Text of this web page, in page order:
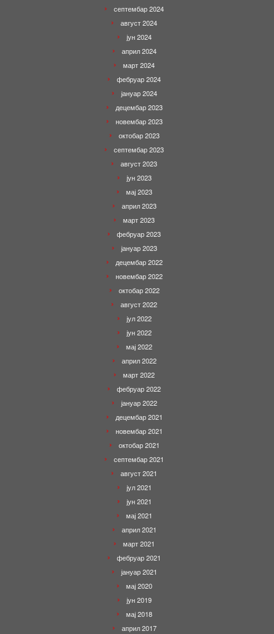
септембар 2024
август 2024
јун 2024
април 2024
март 2024
фебруар 2024
јануар 2024
децембар 2023
новембар 2023
октобар 2023
септембар 2023
август 2023
јун 2023
мај 2023
април 2023
март 2023
фебруар 2023
јануар 2023
децембар 2022
новембар 2022
октобар 2022
август 2022
јул 2022
јун 2022
мај 2022
април 2022
март 2022
фебруар 2022
јануар 2022
децембар 2021
новембар 2021
октобар 2021
септембар 2021
август 2021
јул 2021
јун 2021
мај 2021
април 2021
март 2021
фебруар 2021
јануар 2021
мај 2020
јун 2019
мај 2018
април 2017